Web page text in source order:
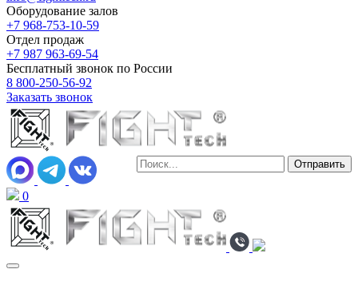
Оборудование залов
+7 968-753-10-59
Отдел продаж
+7 987 963-69-54
Бесплатный звонок по России
8 800-250-56-92
Заказать звонок
0